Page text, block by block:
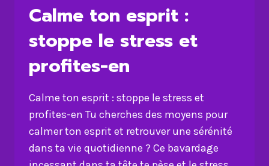
Calme ton esprit :
stoppe le stress et
profites-en
Calme ton esprit : stoppe le stress et
profites-en Tu cherches des moyens pour
calmer ton esprit et retrouver une sérénité
dans ta vie quotidienne ? Ce bavardage